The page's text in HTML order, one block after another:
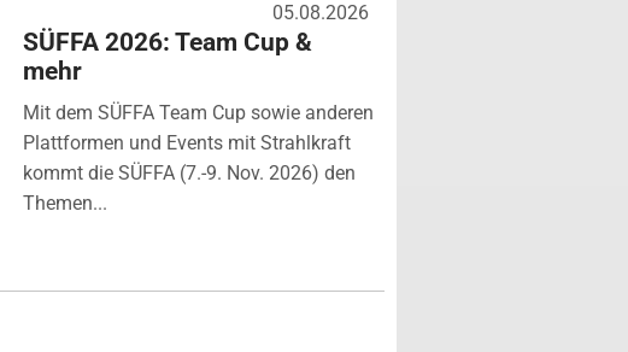
05.08.2026
SÜFFA 2026: Team Cup &
mehr
Mit dem SÜFFA Team Cup sowie anderen
Plattformen und Events mit Strahlkraft
kommt die SÜFFA (7.-9. Nov. 2026) den
Themen...